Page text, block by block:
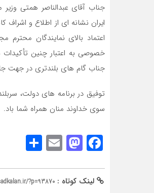
جناب آقای عبدالناصر همتی
ایران نشانه ای از اطلاع و
اعتماد بالای نمایندگان
خصوصی به اعتبار چنین
جناب گام های بلندتری در جهت
توفیق در برنامه های دولت،
سوی خداوند منان همراه شما باد.
Facebook
Mastodon
Email
لینک کوتاه : ?p=93870